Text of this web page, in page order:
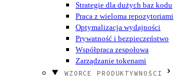
Strategie dla dużych baz kodu
Praca z wieloma repozytoriami
Optymalizacja wydajności
Prywatność i bezpieczeństwo
Współpraca zespołowa
Zarządzanie tokenami
WZORCE PRODUKTYWNOŚCI